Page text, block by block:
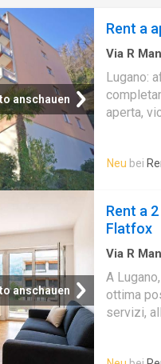
anschauen
Rent a
Via R
Lugano:
aperta,
con
nonché
CHF/
TOTALE:
Neu bei
anschauen
Rent a
Flatfox
Via R
A
ottima
servizi,
piano 5